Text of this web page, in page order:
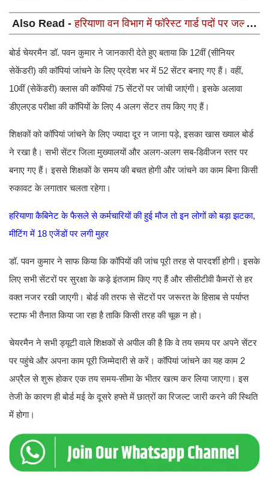
Also Read -हरियाणा वन विभाग में फॉरेस्ट गार्ड पदों पर जल्द
भर्ती, 12वीं पास शुरू कर दें तैयारी। Haryana Forest Guard
Vacancy 2026
बोर्ड चेयरमैन डॉ. पवन कुमार ने जानकारी देते हुए बताया कि 12वीं (सीनियर
सेकेंडरी) की कॉपियां जांचने के लिए प्रदेश भर में 52 सेंटर बनाए गए हैं। वहीं,
10वीं (सेकेंडरी) क्लास की कॉपियां 75 सेंटरों पर जांची जाएंगी। इसके अलावा
डीएलएड परीक्षा की कॉपियों के लिए 4 अलग सेंटर तय किए गए हैं।
शिक्षकों को कॉपियां जांचने के लिए ज्यादा दूर न जाना पड़े, इसका खास ख्याल बोर्ड
ने रखा है। सभी सेंटर जिला मुख्यालयों और अलग-अलग सब-डिवीजन स्तर पर
बनाए गए हैं। इससे शिक्षकों के समय की बचत होगी और जांचने का काम बिना किसी
रुकावट के लगातार चलता रहेगा।
हरियाणा कैबिनेट के फैसले से कर्मचारियों की हुई मौज तो इन लोगों को बड़ा झटका,
मीटिंग में 18 एजेंडों पर लगी मुहर
डॉ. पवन कुमार ने साफ किया कि कॉपियों की जांच पूरी तरह से पारदर्शी होगी। इसके
लिए सभी सेंटरों पर सुरक्षा के कड़े इंतजाम किए गए हैं और सीसीटीवी कैमरों से हर
वक्त नजर रखी जाएगी। बोर्ड की तरफ से सेंटरों पर जरूरत के हिसाब से पर्याप्त
स्टाफ भी तैनात किया जा रहा है ताकि किसी तरह की चूक न हो।
चेयरमैन ने सभी ड्यूटी वाले शिक्षकों से अपील की है कि वे तय समय पर अपने सेंटर
पर पहुंचे और अपना काम पूरी जिम्मेदारी से करें। कॉपियां जांचने का यह काम 2
अप्रैल से शुरू होकर एक तय समय-सीमा के भीतर खत्म कर लिया जाएगा। इस
तेजी के कारण ही बोर्ड मई के दूसरे हफ्ते में छात्रों का रिजल्ट जारी करने की स्थिति
में होगा।